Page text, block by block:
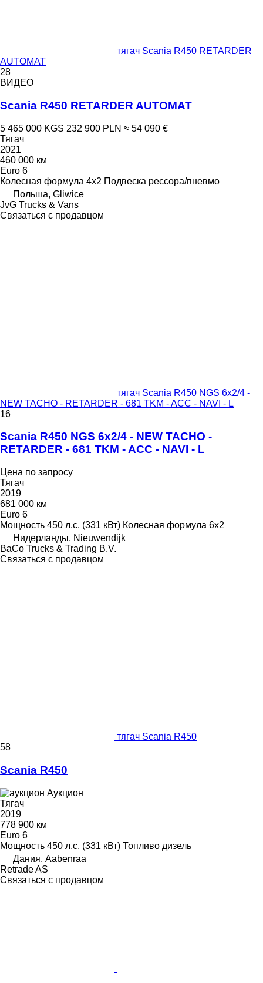
тягач Scania R450 RETARDER
AUTOMAT
28
ВИДЕО
Scania R450 RETARDER AUTOMAT
5 465 000 KGS 232 900 PLN ≈ 54 090 €
Тягач
2021
460 000 км
Euro 6
Колесная формула 4x2 Подвеска рессора/пневмо
Польша, Gliwice
JvG Trucks & Vans
Связаться с продавцом
тягач Scania R450 NGS 6x2/4 -
NEW TACHO - RETARDER - 681 TKM - ACC - NAVI - L
16
Scania R450 NGS 6x2/4 - NEW TACHO -
RETARDER - 681 TKM - ACC - NAVI - L
Цена по запросу
Тягач
2019
681 000 км
Euro 6
Мощность 450 л.с. (331 кВт) Колесная формула 6x2
Нидерланды, Nieuwendijk
BaCo Trucks & Trading B.V.
Связаться с продавцом
тягач Scania R450
58
Scania R450
Аукцион
Тягач
2019
778 900 км
Euro 6
Мощность 450 л.с. (331 кВт) Топливо дизель
Дания, Aabenraa
Retrade AS
Связаться с продавцом